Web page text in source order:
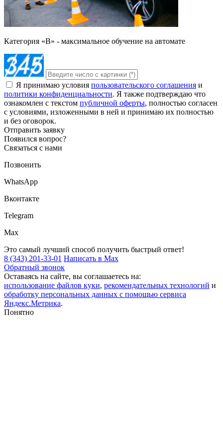
Категория «B» - максимальное обучение на автомате
Я принимаю условия пользовательского соглашения и
политики конфиденциальности. Я также подтверждаю что
ознакомлен с текстом публичной оферты, полностью согласен
с условиями, изложенными в ней и принимаю их полностью
и без оговорок.
Отправить заявку
Появился вопрос?
Связаться с нами
Позвонить
WhatsApp
Вконтакте
Telegram
Max
Это самый лучший способ получить быстрый ответ!
8 (343) 201-33-01 Написать в Max
Обратный звонок
Оставаясь на сайте, вы соглашаетесь на:
использование файлов куки, рекомендательных технологий и
обработку персональных данных с помощью сервиса
Яндекс.Метрика.
Понятно